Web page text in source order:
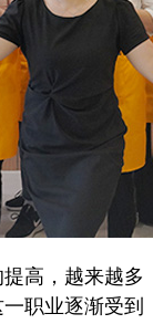
高，越来越多
职业逐渐受到